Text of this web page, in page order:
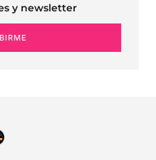
y newsletter